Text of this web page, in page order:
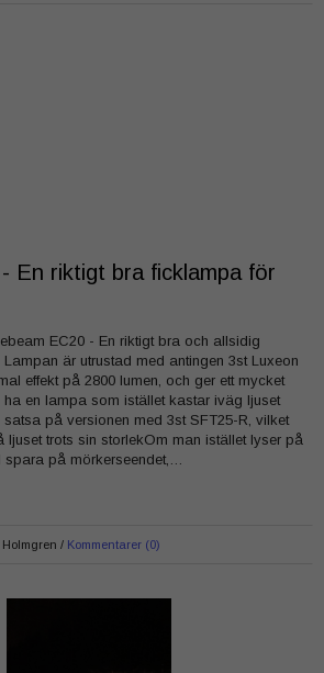
En riktigt bra ficklampa för
EC20 - En riktigt bra och allsidig
är utrustad med antingen 3st Luxeon
effekt på 2800 lumen, och ger ett mycket
en lampa som istället kastar iväg ljuset
på versionen med 3st SFT25-R, vilket
ljuset trots sin storlekOm man istället lyser på
spara på mörkerseendet,…
Holmgren Kommentarer (0)